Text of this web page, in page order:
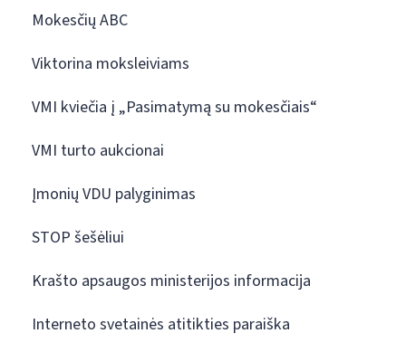
Mokesčių ABC
Viktorina moksleiviams
VMI kviečia į „Pasimatymą su mokesčiais“
VMI turto aukcionai
Įmonių VDU palyginimas
STOP šešėliui
Krašto apsaugos ministerijos informacija
Interneto svetainės atitikties paraiška